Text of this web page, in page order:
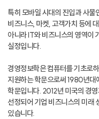
특히 모바일 시대의 진입과 사물
비즈니스, 마켓, 고객가치 등에
아니라 IT와 비즈니스의 영역이
실정입니다.
경영정보학은 컴퓨터를 기초로
지원하는 학문으로써 1980년대
학문입니다. 2012년 미국의 경
선정되어 기업 비즈니스의 미래
있습니다.